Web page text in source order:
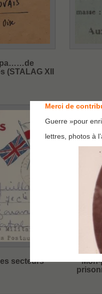
(STALAG XII
secteurs
Merci de
Guerre »pour
lettres, photos à